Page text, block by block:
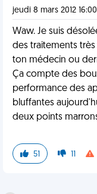
jeudi 8 mars 2012 16:00
Waw. Je suis
des traitements
ton médecin ou
Ça compte des
performance des
bluffantes
deux points
51 11